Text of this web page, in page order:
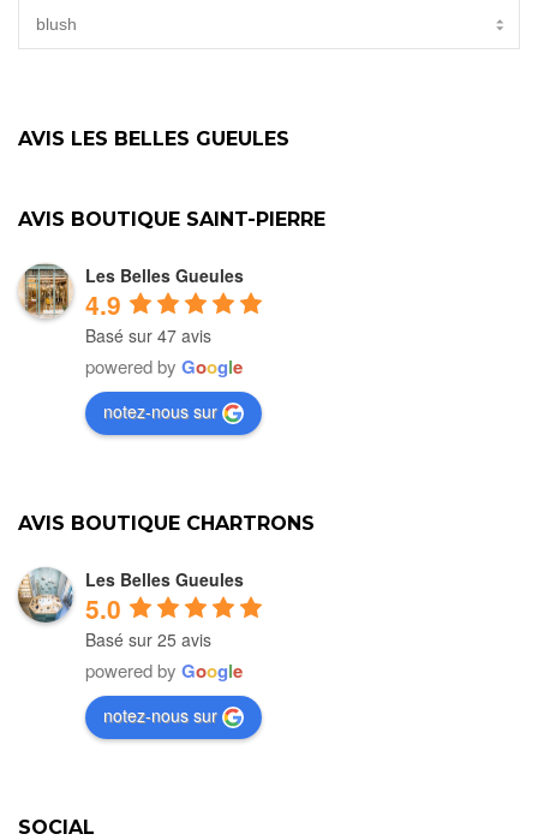
CATÉGORIES
AVIS LES BELLES GUEULES
AVIS BOUTIQUE SAINT-PIERRE
Les Belles Gueules
4.9
Basé sur 47 avis
powered by Google
notez-nous sur
AVIS BOUTIQUE CHARTRONS
Les Belles Gueules
5.0
Basé sur 25 avis
powered by Google
notez-nous sur
SOCIAL